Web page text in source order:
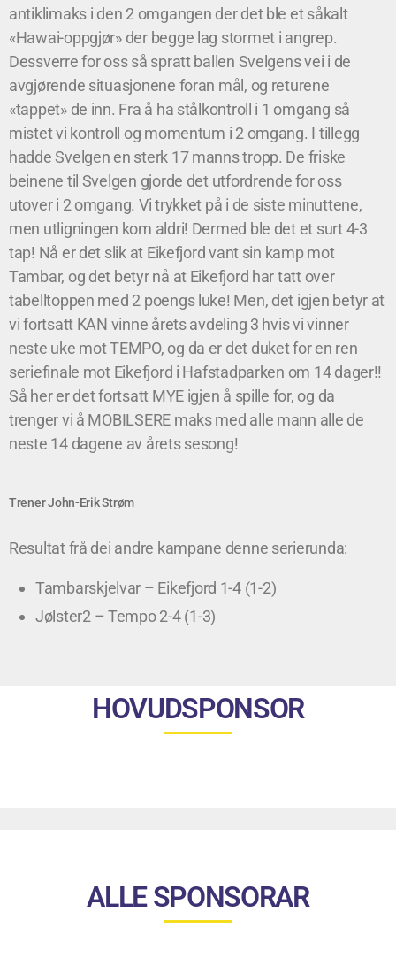
antiklimaks i den 2 omgangen der det ble et såkalt
«Hawai-oppgjør» der begge lag stormet i angrep.
Dessverre for oss så spratt ballen Svelgens vei i de
avgjørende situasjonene foran mål, og returene
«tappet» de inn. Fra å ha stålkontroll i 1 omgang så
mistet vi kontroll og momentum i 2 omgang. I tillegg
hadde Svelgen en sterk 17 manns tropp. De friske
beinene til Svelgen gjorde det utfordrende for oss
utover i 2 omgang. Vi trykket på i de siste minuttene,
men utligningen kom aldri! Dermed ble det et surt 4-3
tap! Nå er det slik at Eikefjord vant sin kamp mot
Tambar, og det betyr nå at Eikefjord har tatt over
tabelltoppen med 2 poengs luke! Men, det igjen betyr at
vi fortsatt KAN vinne årets avdeling 3 hvis vi vinner
neste uke mot TEMPO, og da er det duket for en ren
seriefinale mot Eikefjord i Hafstadparken om 14 dager!!
Så her er det fortsatt MYE igjen å spille for, og da
trenger vi å MOBILSERE maks med alle mann alle de
neste 14 dagene av årets sesong!
Trener John-Erik Strøm
Resultat frå dei andre kampane denne serierunda:
Tambarskjelvar – Eikefjord 1-4 (1-2)
Jølster2 – Tempo 2-4 (1-3)
HOVUDSPONSOR
ALLE SPONSORAR